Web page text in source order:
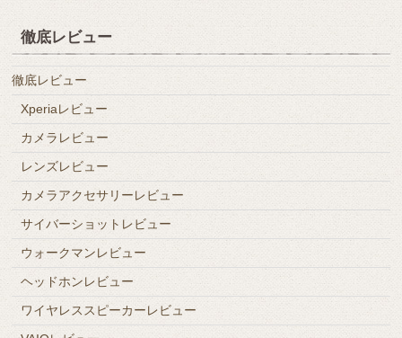
徹底レビュー
徹底レビュー
Xperiaレビュー
カメラレビュー
レンズレビュー
カメラアクセサリーレビュー
サイバーショットレビュー
ウォークマンレビュー
ヘッドホンレビュー
ワイヤレススピーカーレビュー